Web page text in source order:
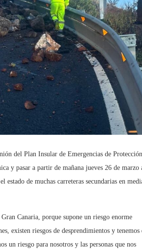
del Plan Insular de Emergencias de Protección
y pasar a partir de mañana jueves 26 de marzo
de muchas carreteras secundarias en
Canaria, porque supone un riesgo enorme
existen riesgos de desprendimientos y tenemos
un riesgo para nosotros y las personas que nos